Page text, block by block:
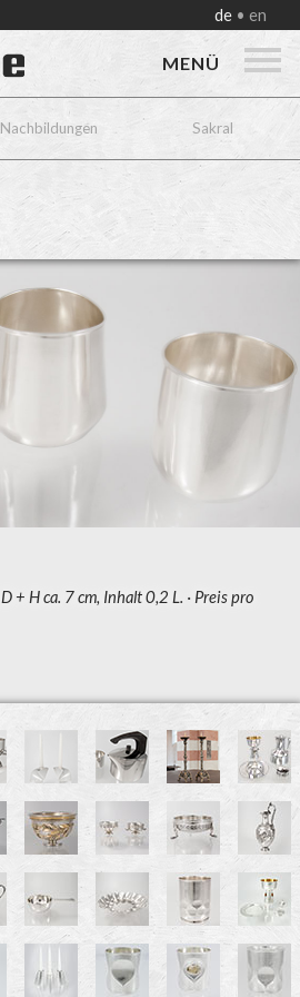
de en
MENÜ
Nachbildungen Sakral
D + H ca. 7 cm, Inhalt 0,2 L.
Preis pro